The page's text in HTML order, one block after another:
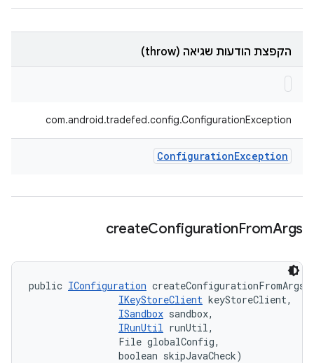
הקפצת הודעות שגיאה (throw)
com.android.tradefed.config.ConfigurationException
ConfigurationException
createConfigurationFromArgs
public IConfiguration
IKeyStoreClient keyStoreClient,
ISandbox sandbox,
IRunUtil runUtil,
                File globalConfig,
                boolean skipJavaCheck)